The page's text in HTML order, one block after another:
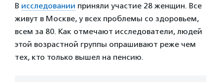
В исследовании приняли участие 28 женщин. Все
живут в Москве, у всех проблемы со здоровьем,
всем за 80. Как отмечают исследователи, людей
этой возрастной группы опрашивают реже чем
тех, кто только вышел на пенсию.